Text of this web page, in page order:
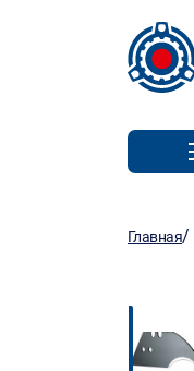
Главная/